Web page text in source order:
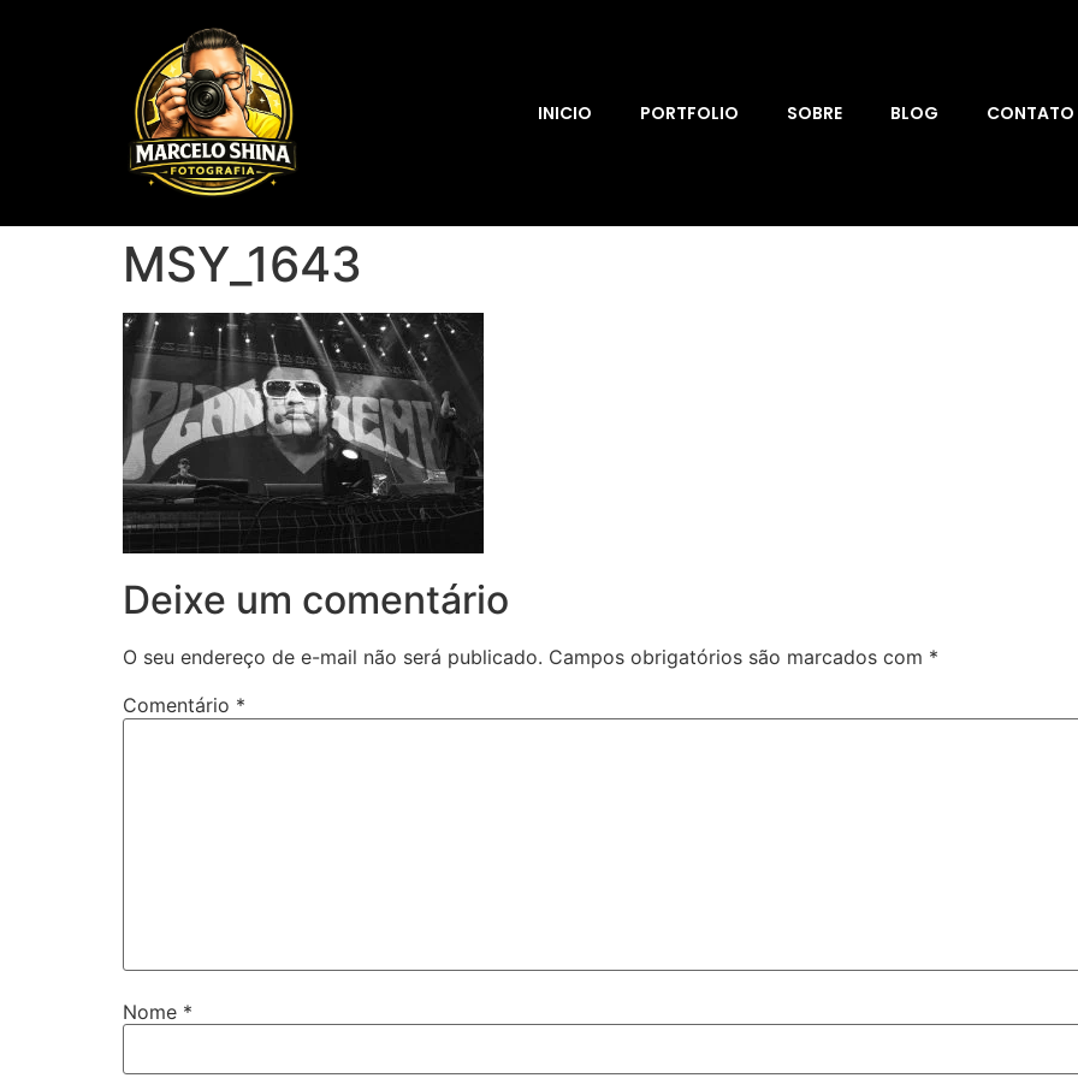
INICIO PORTFOLIO SOBRE BLOG CONTATO
MSY_1643
Deixe um comentário
O seu endereço de e-mail não será publicado. Campos obrigatórios são marcados com *
Comentário *
Nome *